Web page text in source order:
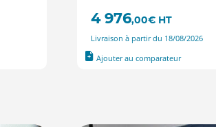
4 976,00€ HT
Livraison à partir du 18/08/2026
Ajouter au comparateur